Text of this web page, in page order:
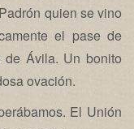
quien se vino
el pase de
de Ávila. Un bonito
ovación.
El Unión